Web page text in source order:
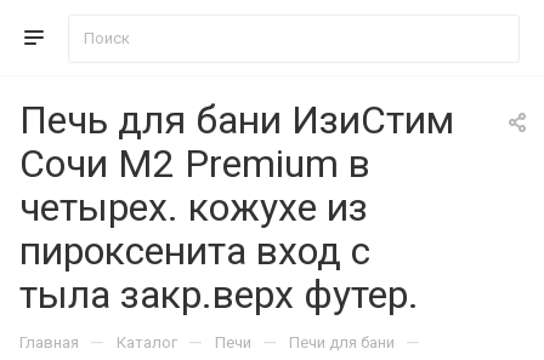
Печь для бани ИзиСтим
Сочи М2 Premium в
четырех. кожухе из
пироксенита вход с
тыла закр.верх футер.
Главная — Каталог — Печи — Печи для бани —